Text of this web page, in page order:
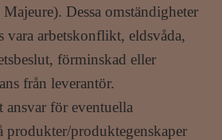
Dessa omständigheter
vara arbetskonflikt, eldsvåda,
förminskad eller
från leverantör.
ansvar för eventuella
produkter/produktegenskaper